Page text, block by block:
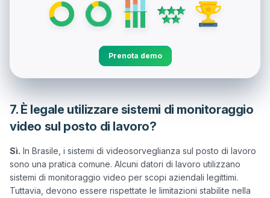
Prenota demo
7. È legale utilizzare sistemi di monitoraggio
video sul posto di lavoro?
Sì. In Brasile, i sistemi di videosorveglianza sul posto di lavoro
sono una pratica comune. Alcuni datori di lavoro utilizzano
sistemi di monitoraggio video per scopi aziendali legittimi.
Tuttavia, devono essere rispettate le limitazioni stabilite nella